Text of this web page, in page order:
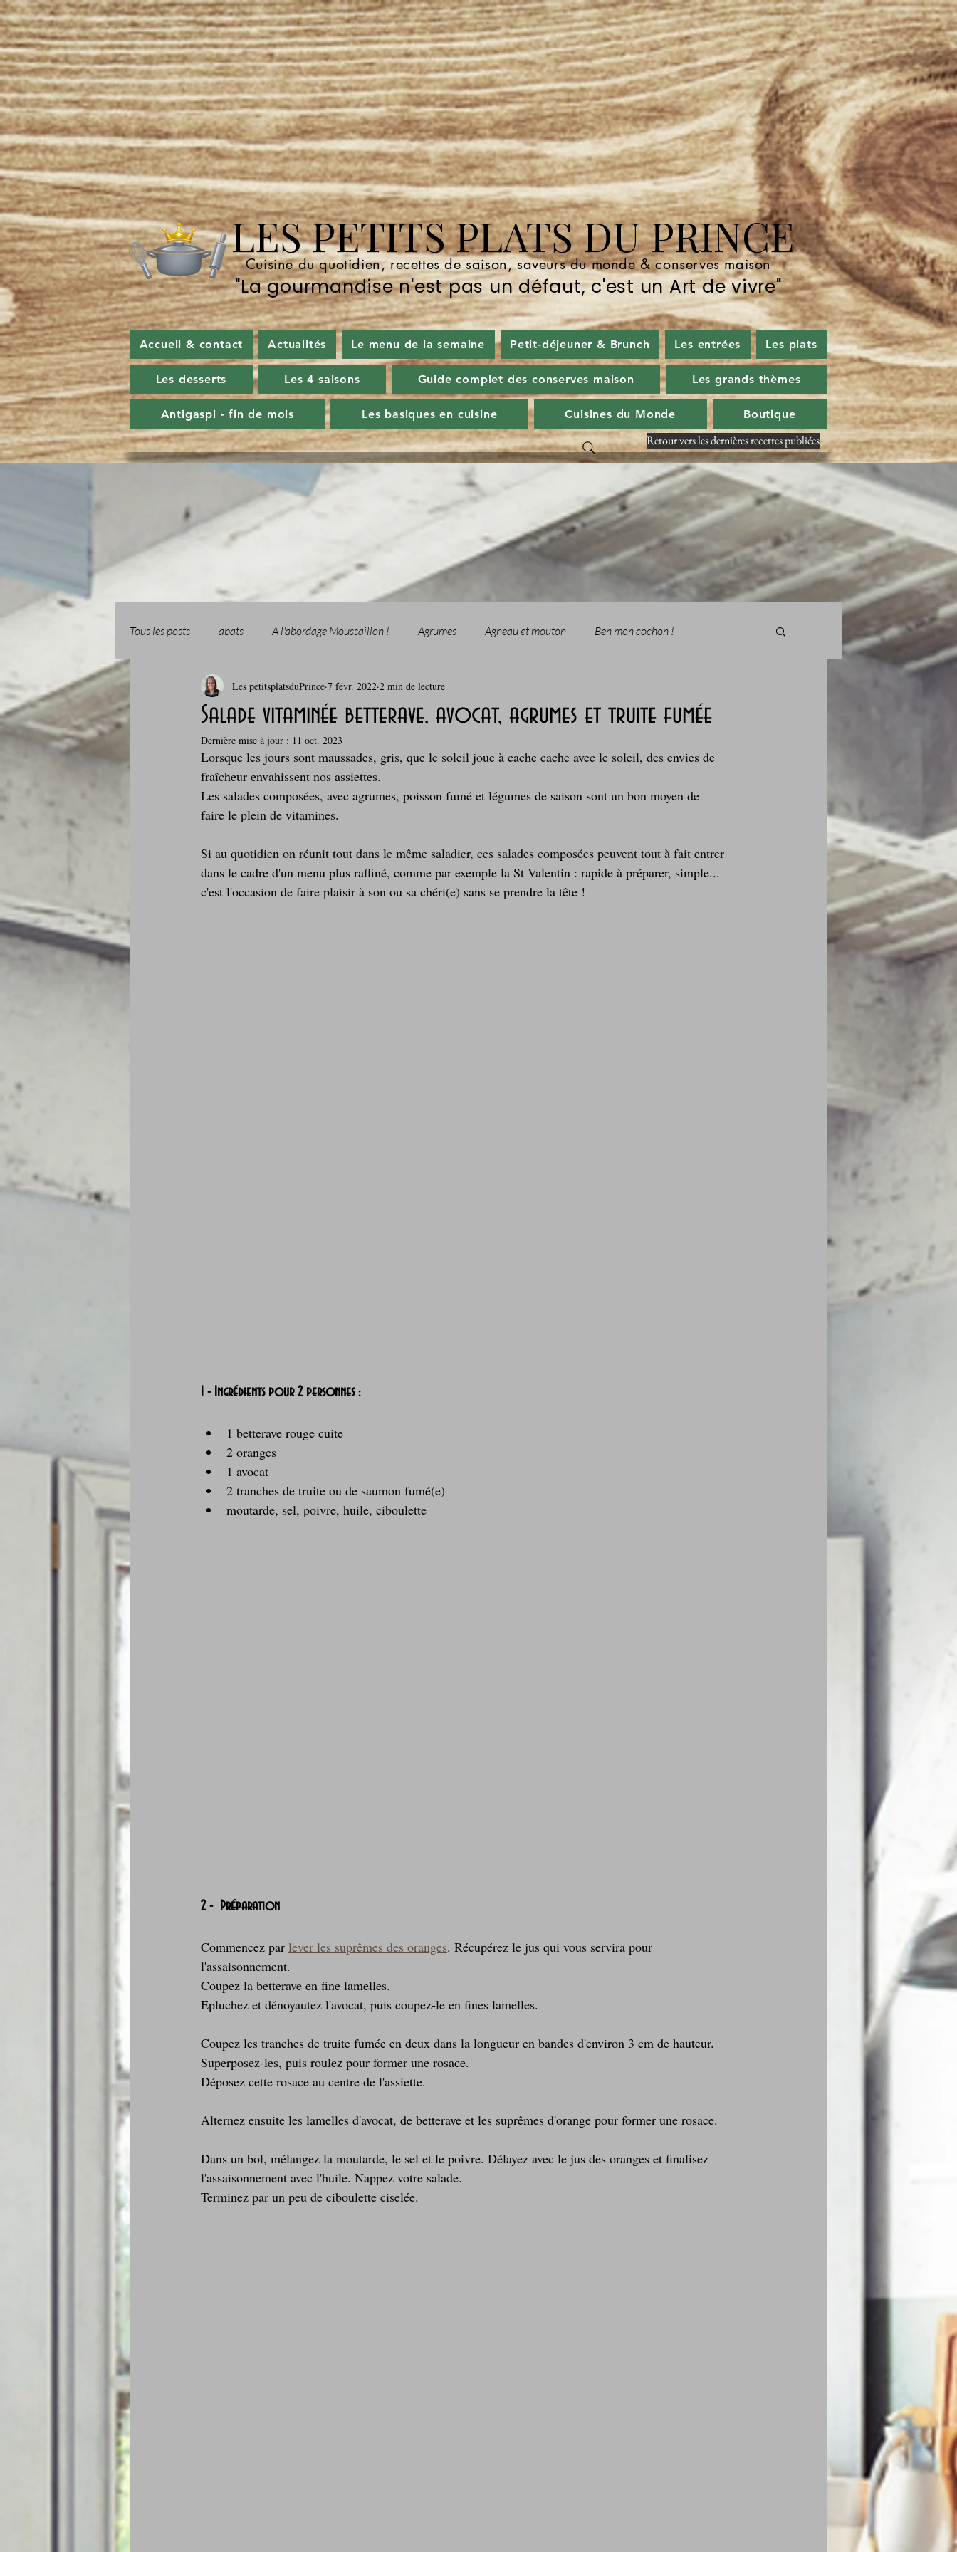
LES PETITS PLATS DU PRINCE
Cuisine du quotidien, recettes de saison, saveurs du monde & conserves maison
"La gourmandise n'est pas un défaut, c'est un Art de vivre"
Accueil & contact Actualités Le menu de la semaine Petit-déjeuner & Brunch Les entrées Les plats
Les desserts Les 4 saisons Guide complet des conserves maison Les grands thèmes
Antigaspi - fin de mois Les basiques en cuisine Cuisines du Monde Boutique
Retour vers les dernières recettes publiées
Tous les posts abats A l'abordage Moussaillon ! Agrumes Agneau et mouton Ben mon cochon !
Boissons et cocktails Boulangerie Breakfast c'est la rentrée !
Comfort food, les recettes doudou Coquillages et crustacés
Cuisine du Camping Déjeuner sur l'herbe Desserts - glaces - pâtisserie Finger food, snack Foire au vin
Fondus de chocolat fruits à coque Garden Party - buffet - Verrines Gâteau d'anniversaire
Salade vitaminée betterave, avocat, agrumes et truite fumée
Les petitsplatsduPrince 7 févr. 2022 2 min de lecture
Dernière mise à jour : 11 oct. 2023
Lorsque les jours sont maussades, gris, que le soleil joue à cache cache avec le soleil, des envies de
fraîcheur envahissent nos assiettes.
Les salades composées, avec agrumes, poisson fumé et légumes de saison sont un bon moyen de
faire le plein de vitamines.
Si au quotidien on réunit tout dans le même saladier, ces salades composées peuvent tout à fait entrer
dans le cadre d'un menu plus raffiné, comme par exemple la St Valentin : rapide à préparer, simple...
c'est l'occasion de faire plaisir à son ou sa chéri(e) sans se prendre la tête !
1 - Ingrédients pour 2 personnes :
1 betterave rouge cuite
2 oranges
1 avocat
2 tranches de truite ou de saumon fumé(e)
moutarde, sel, poivre, huile, ciboulette
2 -  Préparation
Commencez par lever les suprêmes des oranges. Récupérez le jus qui vous servira pour
l'assaisonnement.
Coupez la betterave en fine lamelles.
Epluchez et dénoyautez l'avocat, puis coupez-le en fines lamelles.
Coupez les tranches de truite fumée en deux dans la longueur en bandes d'environ 3 cm de hauteur.
Superposez-les, puis roulez pour former une rosace.
Déposez cette rosace au centre de l'assiette.
Alternez ensuite les lamelles d'avocat, de betterave et les suprêmes d'orange pour former une rosace.
Dans un bol, mélangez la moutarde, le sel et le poivre. Délayez avec le jus des oranges et finalisez
l'assaisonnement avec l'huile. Nappez votre salade.
Terminez par un peu de ciboulette ciselée.